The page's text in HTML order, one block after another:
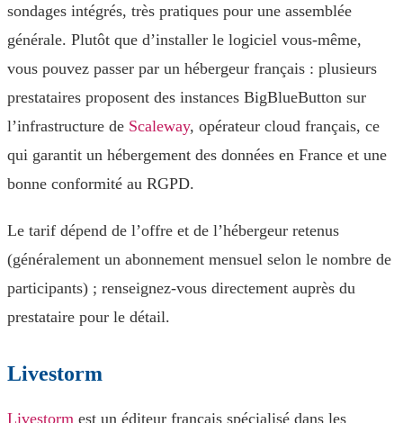
sondages intégrés, très pratiques pour une assemblée
générale. Plutôt que d’installer le logiciel vous-même,
vous pouvez passer par un hébergeur français : plusieurs
prestataires proposent des instances BigBlueButton sur
l’infrastructure de Scaleway, opérateur cloud français, ce
qui garantit un hébergement des données en France et une
bonne conformité au RGPD.
Le tarif dépend de l’offre et de l’hébergeur retenus
(généralement un abonnement mensuel selon le nombre de
participants) ; renseignez-vous directement auprès du
prestataire pour le détail.
Livestorm
Livestorm est un éditeur français spécialisé dans les